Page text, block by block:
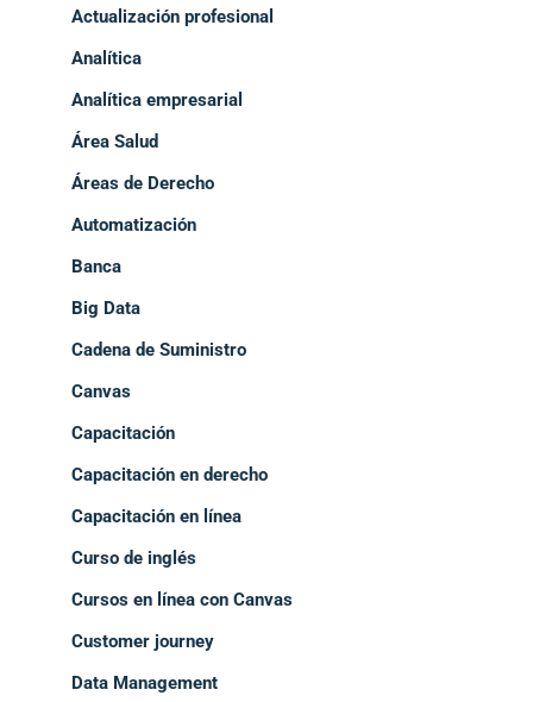
Actualización profesional
Analítica
Analítica empresarial
Área Salud
Áreas de Derecho
Automatización
Banca
Big Data
Cadena de Suministro
Canvas
Capacitación
Capacitación en derecho
Capacitación en línea
Curso de inglés
Cursos en línea con Canvas
Customer journey
Data Management